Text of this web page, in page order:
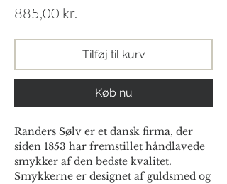
885,00 kr.
Tilføj til kurv
Køb nu
Randers Sølv er et dansk firma, der
siden 1853 har fremstillet håndlavede
smykker af den bedste kvalitet.
Smykkerne er designet af guldsmed og